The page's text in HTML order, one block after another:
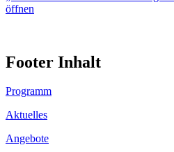
öffnen
Footer Inhalt
Programm
Aktuelles
Angebote